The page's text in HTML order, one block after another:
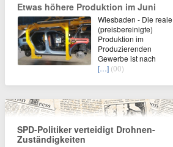
Etwas höhere Produktion im Juni
Wiesbaden - Die reale
(preisbereinigte)
Produktion im
Produzierenden
Gewerbe ist nach
[…] (00)
SPD-Politiker verteidigt Drohnen-
Zuständigkeiten